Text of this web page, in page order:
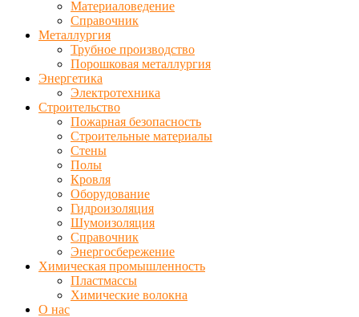
Материаловедение
Справочник
Металлургия
Трубное производство
Порошковая металлургия
Энергетика
Электротехника
Строительство
Пожарная безопасность
Строительные материалы
Стены
Полы
Кровля
Оборудование
Гидроизоляция
Шумоизоляция
Справочник
Энергосбережение
Химическая промышленность
Пластмассы
Химические волокна
О нас